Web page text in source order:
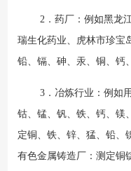
2．药厂：例如黑龙
瑞生化药业、虎林市珍宝
铅、镉、砷、汞、铜、钙
3．冶炼行业：例如
钴、锰、钒、铁、钙、镁
定铜、铁、锌、猛、铅、
有色金属铸造厂：测定铜